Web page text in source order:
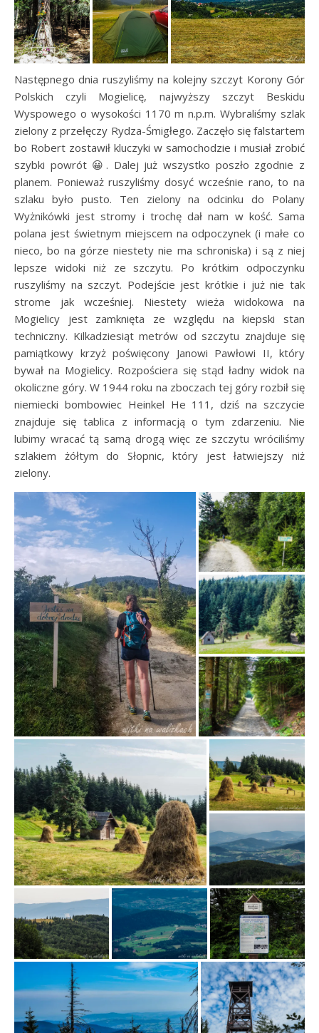
Następnego dnia ruszyliśmy na kolejny szczyt Korony Gór
Polskich czyli Mogielicę, najwyższy szczyt Beskidu
Wyspowego o wysokości 1170 m n.p.m. Wybraliśmy szlak
zielony z przełęczy Rydza-Śmigłego. Zaczęło się falstartem
bo Robert zostawił kluczyki w samochodzie i musiał zrobić
szybki powrót 😀. Dalej już wszystko poszło zgodnie z
planem. Ponieważ ruszyliśmy dosyć wcześnie rano, to na
szlaku było pusto. Ten zielony na odcinku do Polany
Wyżnikówki jest stromy i trochę dał nam w kość. Sama
polana jest świetnym miejscem na odpoczynek (i małe co
nieco, bo na górze niestety nie ma schroniska) i są z niej
lepsze widoki niż ze szczytu. Po krótkim odpoczynku
ruszyliśmy na szczyt. Podejście jest krótkie i już nie tak
strome jak wcześniej. Niestety wieża widokowa na
Mogielicy jest zamknięta ze względu na kiepski stan
techniczny. Kilkadziesiąt metrów od szczytu znajduje się
pamiątkowy krzyż poświęcony Janowi Pawłowi II, który
bywał na Mogielicy. Rozpościera się stąd ładny widok na
okoliczne góry. W 1944 roku na zboczach tej góry rozbił się
niemiecki bombowiec Heinkel He 111, dziś na szczycie
znajduje się tablica z informacją o tym zdarzeniu. Nie
lubimy wracać tą samą drogą więc ze szczytu wróciliśmy
szlakiem żółtym do Słopnic, który jest łatwiejszy niż
zielony.